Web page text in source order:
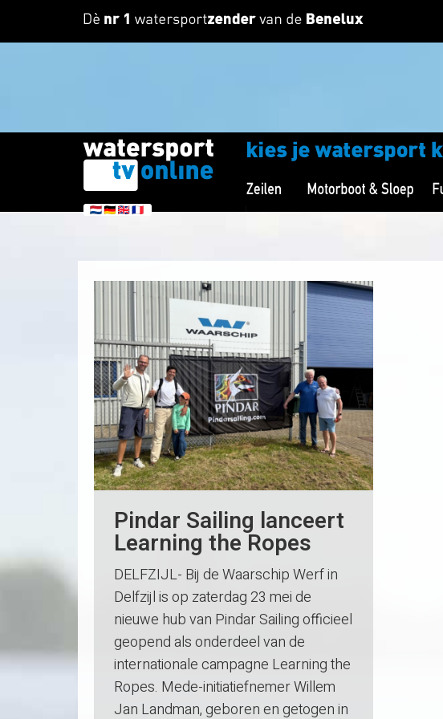
Pindar Sailing lanceert
Learning the Ropes
DELFZIJL- Bij de Waarschip Werf in
Delfzijl is op zaterdag 23 mei de
nieuwe hub van Pindar Sailing officieel
geopend als onderdeel van de
internationale campagne Learning the
Ropes. Mede-initiatiefnemer Willem
Jan Landman, geboren en getogen in